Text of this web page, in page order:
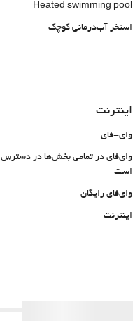
Heated swimming pool
استخر آب‌درمانی کوچک
اینترنت
وای-فای
وای‌فای در تمامی بخش‌ها در دسترس
است
وای‌فای رایگان
اینترنت